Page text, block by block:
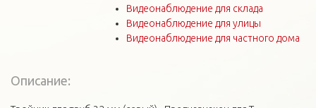
Видеонаблюдение для склада
Видеонаблюдение для улицы
Видеонаблюдение для частного дома
Описание: